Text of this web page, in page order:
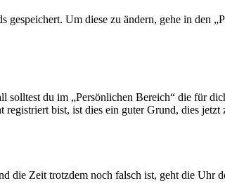
Um diese zu ändern, gehe in den
du im „Persönlichen Bereich“ die für
bist, ist dies ein guter Grund, dies jetzt
die Zeit trotzdem noch falsch ist, geht die